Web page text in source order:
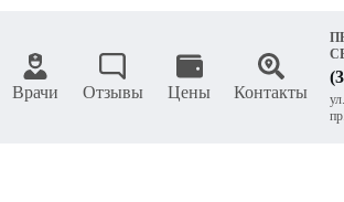
Врачи Отзывы Цены Контакты